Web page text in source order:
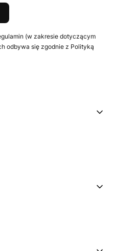
(w zakresie dotyczącym
odbywa się zgodnie z Polityką